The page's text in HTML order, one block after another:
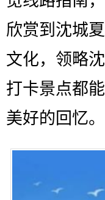
欣赏到沈城
文化，领略
打卡景点都
美好的回忆。